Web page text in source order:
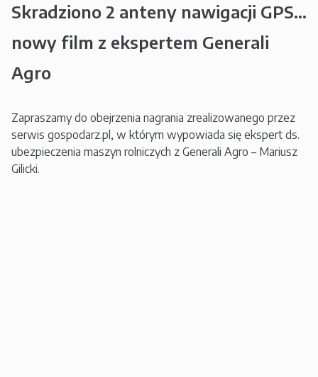
Skradziono 2 anteny nawigacji GPS...
nowy film z ekspertem Generali
Agro
Zapraszamy do obejrzenia nagrania zrealizowanego przez
serwis gospodarz.pl, w którym wypowiada się ekspert ds.
ubezpieczenia maszyn rolniczych z Generali Agro – Mariusz
Gilicki.